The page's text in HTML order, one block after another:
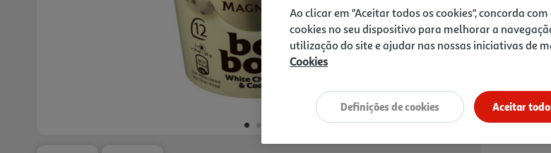
Notas de
Ao clicar em "Aceitar todos os cookies", concorda
cookies no seu dispositivo para melhorar a
utilização do site e ajudar nas nossas iniciativas de
Cookies
Aceitar
Definições de cookies